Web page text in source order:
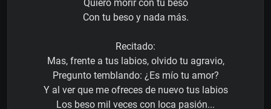
Quiero morir con tu beso
Con tu beso y nada más.
Recitado:
Mas, frente a tus labios, olvido tu agravio,
Pregunto temblando: ¿Es mío tu amor?
Y al ver que me ofreces de nuevo tus labios
Los beso mil veces con loca pasión...